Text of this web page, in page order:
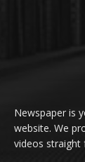
Newspaper is
website. We
videos straight